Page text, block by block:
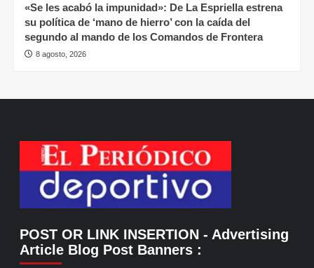
«Se les acabó la impunidad»: De La Espriella estrena
su política de ‘mano de hierro’ con la caída del
segundo al mando de los Comandos de Frontera
8 agosto, 2026
POST OR LINK INSERTION - Advertising
Article Blog Post Banners :